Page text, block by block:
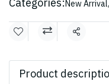
Categories:New Arrival,
Share
Product